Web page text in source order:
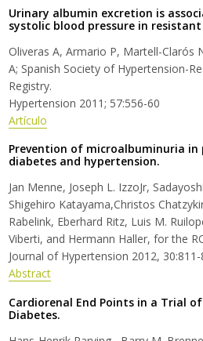
Urinary albumin excretion is
systolic blood pressure in
Oliveras A, Armario P, Martell-Clarós
A; Spanish Society of Hypertension-
Registry.
Hypertension 2011; 57:556-60
Artículo
Prevention of microalbuminuria
diabetes and hypertension.
Jan Menne, Joseph L. IzzoJr,
Shigehiro Katayama,Christos
Rabelink, Eberhard Ritz, Luis M.
Viberti, and Hermann Haller, for the
Journal of Hypertension 2012, 30:811-
Abstract
Cardiorenal End Points in a Trial
Diabetes.